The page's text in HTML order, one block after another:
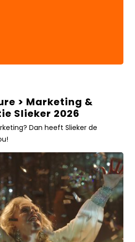
> Marketing &
Slieker 2026
Dan heeft Slieker de